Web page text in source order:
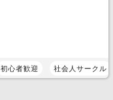
初心者歓迎 社会人サークル